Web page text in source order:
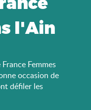
l'Ain
Femmes
occasion de
défiler les